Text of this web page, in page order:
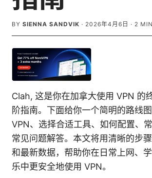
BY SIENNA SANDVIK · 2026年4月6日 · 2 MIN
Clah, 这是你在加拿大使用 VPN 的
阶指南。下面给你一个简明的路线
VPN、选择合适工具、如何配置、
常见问题解答。本文将用清晰的步
和最新数据，帮助你在日常上网、
乐中更安全地使用 VPN。